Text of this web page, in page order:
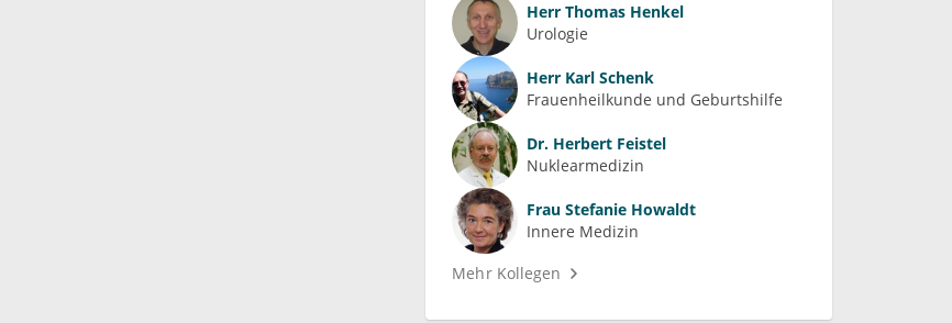
Herr Thomas Henkel
Urologie
Herr Karl Schenk
Frauenheilkunde und Geburtshilfe
Dr. Herbert Feistel
Nuklearmedizin
Frau Stefanie Howaldt
Innere Medizin
Mehr Kollegen